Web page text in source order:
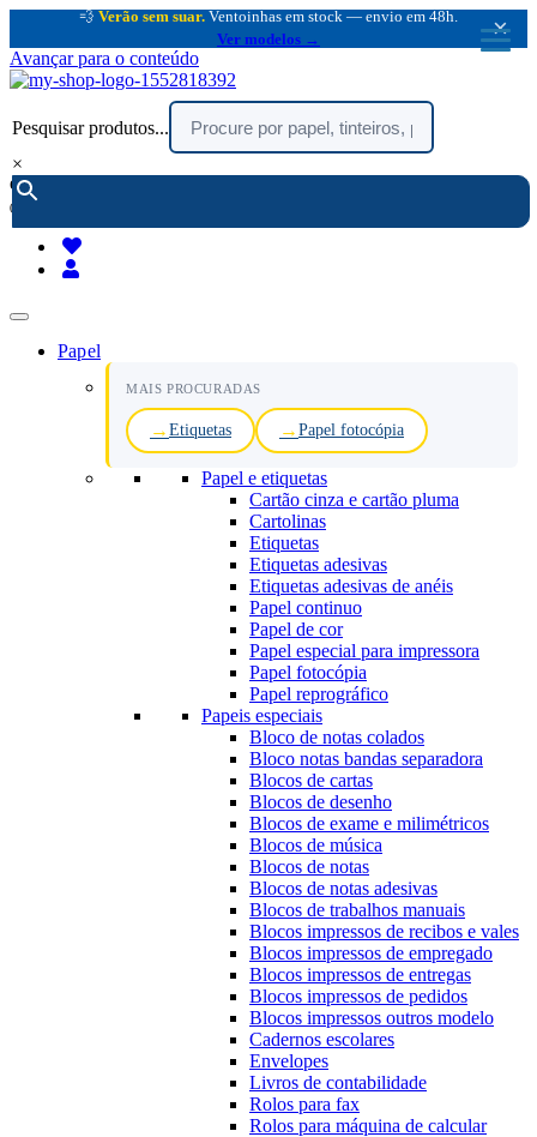
💨 Verão sem suar. Ventoinhas em stock — envio em 48h.
Ver modelos →
×
Avançar para o conteúdo
Pesquisar produtos...
×
encomendar por telefone :
(chamada rede fixa nacional)
Papel
MAIS PROCURADAS
Etiquetas Papel fotocópia
Papel e etiquetas
Cartão cinza e cartão pluma
Cartolinas
Etiquetas
Etiquetas adesivas
Etiquetas adesivas de anéis
Papel continuo
Papel de cor
Papel especial para impressora
Papel fotocópia
Papel reprográfico
Papeis especiais
Bloco de notas colados
Bloco notas bandas separadora
Blocos de cartas
Blocos de desenho
Blocos de exame e milimétricos
Blocos de música
Blocos de notas
Blocos de notas adesivas
Blocos de trabalhos manuais
Blocos impressos de recibos e vales
Blocos impressos de empregado
Blocos impressos de entregas
Blocos impressos de pedidos
Blocos impressos outros modelo
Cadernos escolares
Envelopes
Livros de contabilidade
Rolos para fax
Rolos para máquina de calcular